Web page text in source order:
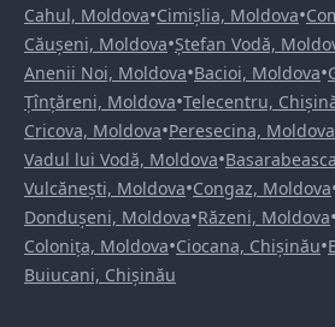
Cahul, Moldova•Cimișlia, Moldova•
Căușeni, Moldova•Ștefan Vodă,
Anenii Noi, Moldova•Bacioi, Moldova•
Țînțăreni, Moldova•Telecentru,
Cricova, Moldova•Peresecina, Moldova
Vadul lui Vodă, Moldova•
Vulcănești, Moldova•Congaz, Moldova
Dondușeni, Moldova•Răzeni, Moldova•
Colonița, Moldova•Ciocana, Chișinău•
Buiucani, Chișinău